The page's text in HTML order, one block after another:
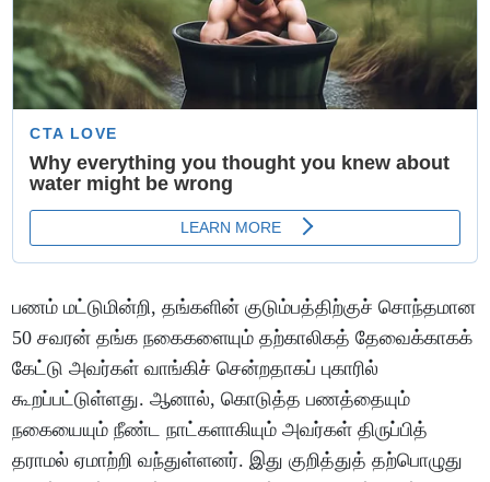
பணம் மட்டுமின்றி, தங்களின் குடும்பத்திற்குச் சொந்தமான
50 சவரன் தங்க நகைகளையும் தற்காலிகத் தேவைக்காகக்
கேட்டு அவர்கள் வாங்கிச் சென்றதாகப் புகாரில்
கூறப்பட்டுள்ளது. ஆனால், கொடுத்த பணத்தையும்
நகையையும் நீண்ட நாட்களாகியும் அவர்கள் திருப்பித்
தராமல் ஏமாற்றி வந்துள்ளனர். இது குறித்துத் தற்பொழுது